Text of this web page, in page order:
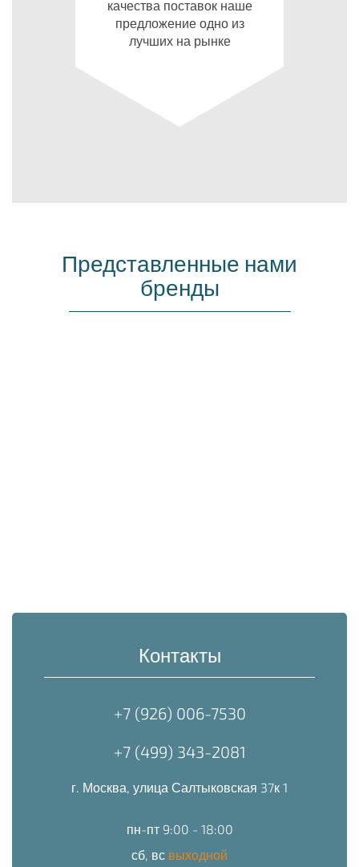
качества поставок наше
предложение одно из
лучших на рынке
Представленные нами
бренды
Контакты
+7 (926) 006-7530
+7 (499) 343-2081
г. Москва, улица Салтыковская 37к 1
пн-пт 9:00 - 18:00
сб, вс выходной